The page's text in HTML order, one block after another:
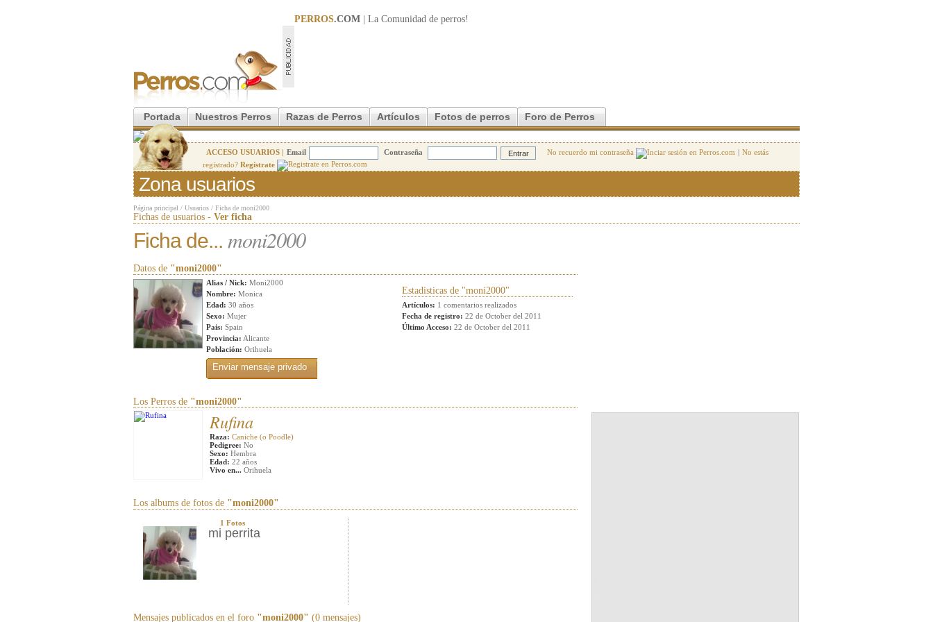
PERROS.COM | La Comunidad de perros!
Portada Nuestros Perros Razas de Perros Artículos Fotos de perros Foro de Perros
ACCESO USUARIOS | Email Contraseña No recuerdo mi contraseña | No estás
registrado? Regístrate
Zona usuarios
Página principal / Usuarios / Ficha de moni2000
Fichas de usuarios - Ver ficha
Ficha de... moni2000
Datos de "moni2000"
Alias / Nick: Moni2000
Nombre: Monica
Edad: 30 años
Sexo: Mujer
Pais: Spain
Provincia: Alicante
Población: Orihuela
Estadisticas de "moni2000"
Artículos: 1 comentarios realizados
Fecha de registro: 22 de October del 2011
Último Acceso: 22 de October del 2011
Los Perros de "moni2000"
Rufina
Raza: Caniche (o Poodle)
Pedigree: No
Sexo: Hembra
Edad: 22 años
Vivo en... Orihuela
Los albums de fotos de "moni2000"
1 Fotos
mi perrita
Mensajes publicados en el foro "moni2000" (0 mensajes)